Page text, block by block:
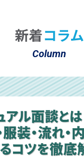
新着コラム
Column